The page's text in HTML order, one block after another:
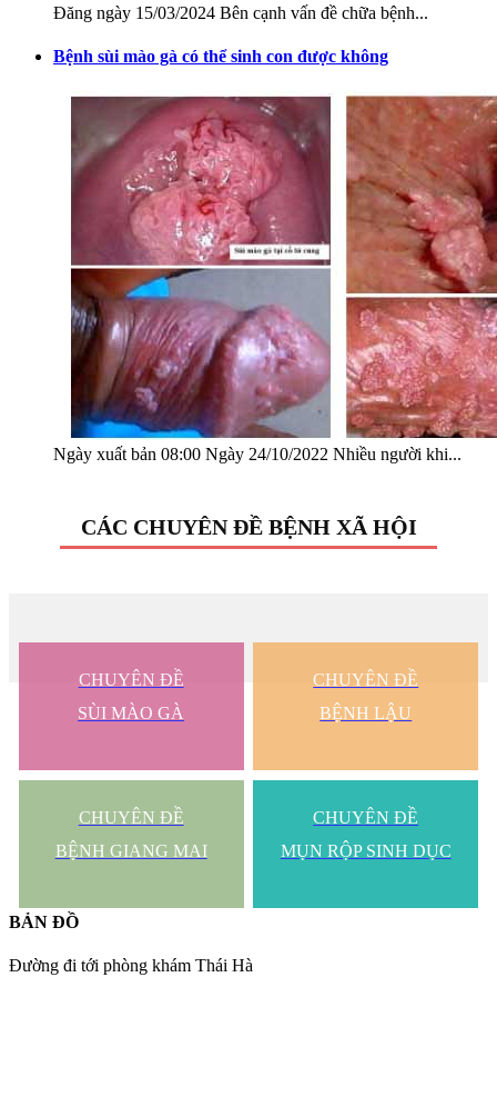
Đăng ngày 15/03/2024 Bên cạnh vấn đề chữa bệnh...
Bệnh sùi mào gà có thể sinh con được không
Ngày xuất bản 08:00 Ngày 24/10/2022 Nhiều người khi...
CÁC CHUYÊN ĐỀ BỆNH XÃ HỘI
CHUYÊN ĐỀ
SÙI MÀO GÀ
CHUYÊN ĐỀ
BỆNH LẬU
CHUYÊN ĐỀ
BỆNH GIANG MAI
CHUYÊN ĐỀ
MỤN RỘP SINH DỤC
BẢN ĐỒ
Đường đi tới phòng khám Thái Hà